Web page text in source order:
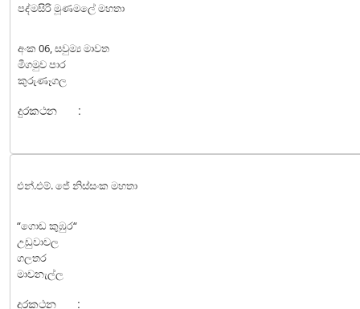
පද්මසිරි මූණමලේ මහතා
අංක 06, සවුම්‍ය මාවත
මීගමුව පාර
කුරුණෑගල
දුරකථන :
එන්.එම්. ජේ නිස්සංක මහතා
“ගොඩ කුඹුර“
උඩුවාවල
ගලතර
මාවනැල්ල
දුරකථන :